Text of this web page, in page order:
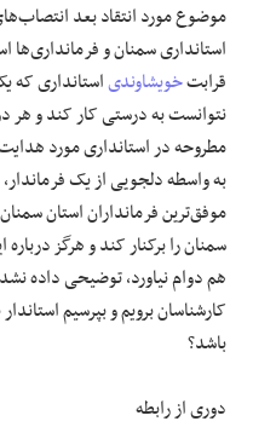
موضوع مورد انتقاد بعد
استانداری سمنان و فرمانداری‌ها
قرابتخویشاوندیاستانداری که
نتوانست به درستی کار کند و هر
مطروحه در استانداری مورد
به واسطه دلجویی از یک
سمنان را برکنار کند و هرگز
هم دوام نیاورد، توضیحی داده
کارشناسان برویم و بپرسیم
باشد؟
دوری از رابطه